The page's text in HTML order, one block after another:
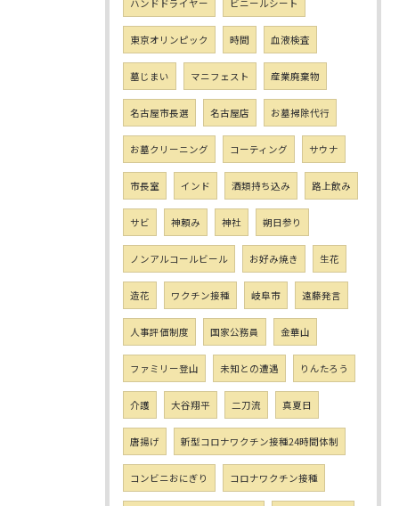
ハンドドライヤー ビニールシート
東京オリンピック 時間 血液検査
墓じまい マニフェスト 産業廃棄物
名古屋市長選 名古屋店 お墓掃除代行
お墓クリーニング コーティング サウナ
市長室 インド 酒類持ち込み 路上飲み
サビ 神頼み 神社 朔日参り
ノンアルコールビール お好み焼き 生花
造花 ワクチン接種 岐阜市 遠藤発言
人事評価制度 国家公務員 金華山
ファミリー登山 未知との遭遇 りんたろう
介護 大谷翔平 二刀流 真夏日
唐揚げ 新型コロナワクチン接種24時間体制
コンビニおにぎり コロナワクチン接種